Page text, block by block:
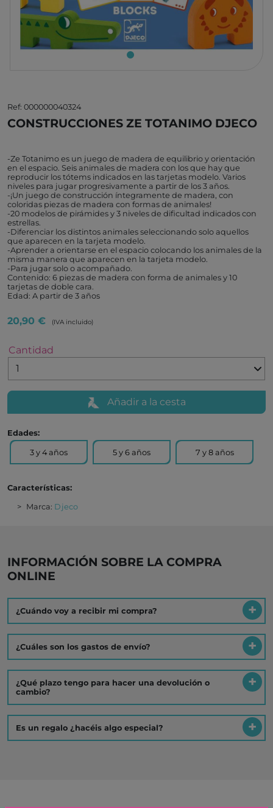
Ref: 000000040324
CONSTRUCCIONES ZE TOTANIMO DJECO
-Ze Totanimo es un juego de madera de equilibrio y orientación
en el espacio. Seis animales de madera con los que hay que
reproducir los tótems indicados en las tarjetas modelo. Varios
niveles para jugar progresivamente a partir de los 3 años.
-¡Un juego de construcción íntegramente de madera, con
coloridas piezas de madera con formas de animales!
-20 modelos de pirámides y 3 niveles de dificultad indicados con
estrellas.
-Diferenciar los distintos animales seleccionando solo aquellos
que aparecen en la tarjeta modelo.
-Aprender a orientarse en el espacio colocando los animales de la
misma manera que aparecen en la tarjeta modelo.
-Para jugar solo o acompañado.
Contenido: 6 piezas de madera con forma de animales y 10
tarjetas de doble cara.
Edad: A partir de 3 años
20,90 € (IVA incluido)
Cantidad
Añadir a la cesta
Edades:
3 y 4 años 5 y 6 años 7 y 8 años
Características:
Marca: Djeco
INFORMACIÓN SOBRE LA COMPRA
ONLINE
¿Cuándo voy a recibir mi compra?
¿Cuáles son los gastos de envío?
¿Qué plazo tengo para hacer una devolución o
cambio?
Es un regalo ¿hacéis algo especial?